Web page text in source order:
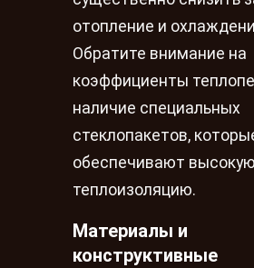
отопление и
Обратите внимание на
коэффициенты
наличие специальных
стеклопакетов,
обеспечивают высокую
теплоизоляцию.
Материалы и
конструктивные